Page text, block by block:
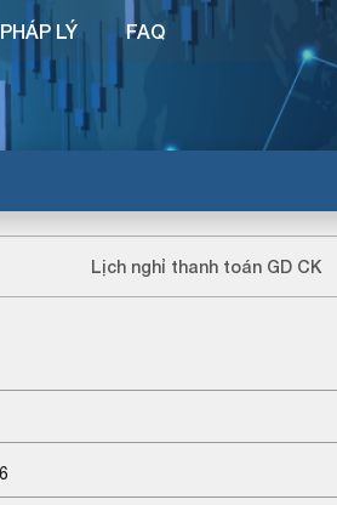
PHÁP LÝ FAQ
Lịch nghỉ thanh toán GD CK